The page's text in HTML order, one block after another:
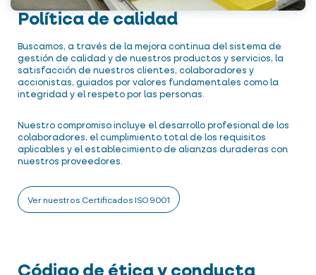
Política de calidad
Buscamos, a través de la mejora continua del sistema de
gestión de calidad y de nuestros productos y servicios, la
satisfacción de nuestros clientes, colaboradores y
accionistas, guiados por valores fundamentales como la
integridad y el respeto por las personas.
Nuestro compromiso incluye el desarrollo profesional de los
colaboradores, el cumplimiento total de los requisitos
aplicables y el establecimiento de alianzas duraderas con
nuestros proveedores.
Ver nuestros Certificados ISO 9001
Código de ética y conducta